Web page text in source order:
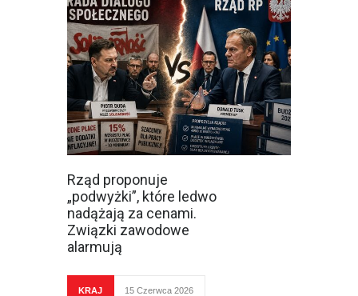
Rząd proponuje
„podwyżki”, które ledwo
nadążają za cenami.
Związki zawodowe
alarmują
KRAJ 15 Czerwca 2026